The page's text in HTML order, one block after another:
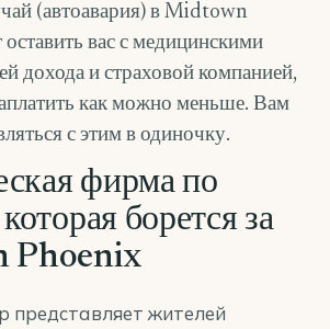
(автоавария) в Midtown
вас с медицинскими
дохода и страховой компанией,
как можно меньше. Вам
с этим в одиночку.
фирма по
борется за
Phoenix
представляет жителей